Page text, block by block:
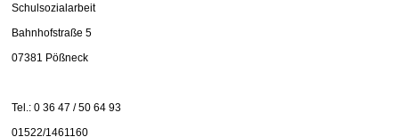
Schulsozialarbeit
Bahnhofstraße 5
07381 Pößneck
Tel.: 0 36 47 / 50 64 93
01522/1461160